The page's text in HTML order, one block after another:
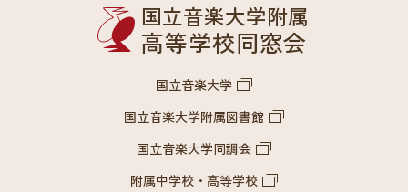
国立音楽大学附属
高等学校同窓会
国立音楽大学
国立音楽大学附属図書館
国立音楽大学同調会
附属中学校・高等学校